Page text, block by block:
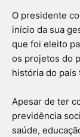
O presidente
início da sua
que foi eleito
os projetos do
história do país
Apesar de ter
previdência
saúde,